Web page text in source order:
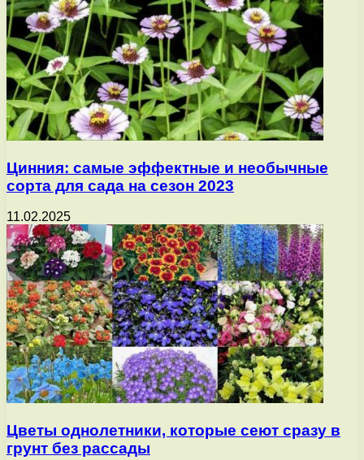
Цинния: самые эффектные и необычные
сорта для сада на сезон 2023
11.02.2025
Цветы однолетники, которые сеют сразу в
грунт без рассады